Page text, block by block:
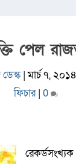
পেল
|মার্চ ৭, ২০১৪
ফিচার| 0
রেকর্ডসংখ্যক